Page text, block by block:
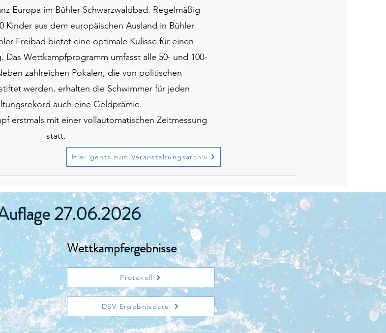
Europa im Bühler Schwarzwaldbad. Regelmäßig
Kinder aus dem europäischen Ausland in Bühler
Freibad bietet eine optimale Kulisse für einen
Das Wettkampfprogramm umfasst alle 50- und 100-
zahlreichen Pokalen, die von politischen
werden, erhalten die Schwimmer für jeden
auch eine Geldprämie.
erstmals mit einer vollautomatischen Zeitmessung
statt.
Hier gehts zum Veranstaltungsarchiv
27.06.2026
Wettkampfergebnisse
Protokoll
DSV-Ergebnisdatei